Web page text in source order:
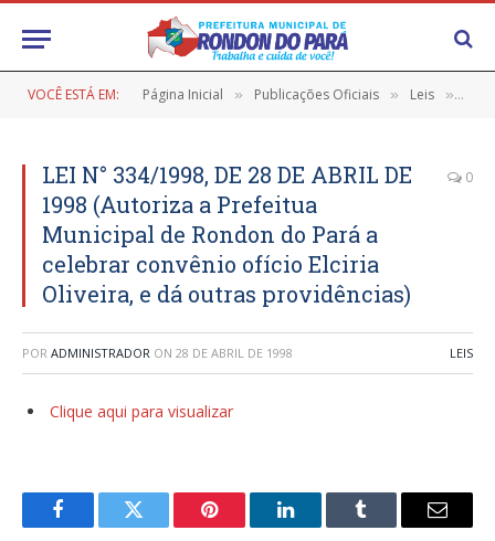
VOCÊ ESTÁ EM: Página Inicial » Publicações Oficiais » Leis »
LEI N° 334/1998, DE 28 DE ABRIL DE
1998 (Autoriza a Prefeitua
Municipal de Rondon do Pará a
celebrar convênio ofício Elciria
Oliveira, e dá outras providências)
0
POR ADMINISTRADOR ON 28 DE ABRIL DE 1998 LEIS
Clique aqui para visualizar
FacebookTwitter Pinterest LinkedInTumblr
E-